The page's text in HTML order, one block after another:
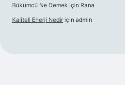
Bükümcü Ne Demek için Rana
Kaliteli Enerji Nedir için admin